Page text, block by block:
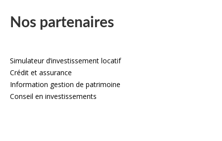
Nos partenaires
Simulateur d’investissement locatif
Crédit et assurance
Information gestion de patrimoine
Conseil en investissements